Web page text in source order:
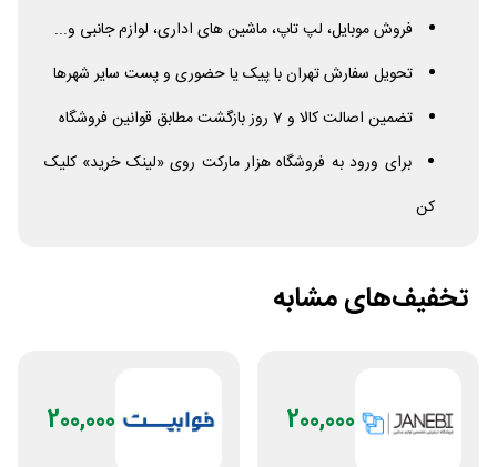
فروش موبایل، لپ تاپ، ماشین های اداری، لوازم جانبی و...
تحویل سفارش تهران با پیک یا حضوری و پست سایر شهرها
تضمین اصالت کالا و 7 روز بازگشت مطابق قوانین فروشگاه
برای ورود به فروشگاه هزار مارکت روی «لینک خرید» کلیک
کن
تخفیف‌های مشابه
200,000
200,000